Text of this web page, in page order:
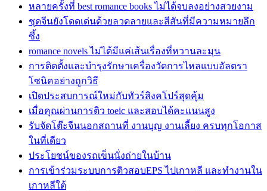
หลายครั้งที่ best romance books ไม่ได้จบลงอย่างสวยงาม
ชุดจีนยังโดดเด่นด้วยลวดลายและสีสันที่มีความหมายลึก
ซึ้ง
romance novels ไม่ได้มีแค่เส้นเรื่องที่หวานละมุน
การติดตั้งและบำรุงรักษาเครื่องวัดการไหลแบบอัลตรา
โซนิคอย่างถูกวิธี
เปิดประสบการณ์ใหม่กับทัวร์สิงคโปร์สุดคุ้ม
เมื่อคุณผ่านการติว toeic และสอบได้คะแนนสูง
รับจัดโต๊ะจีนนอกสถานที่ งานบุญ งานเลี้ยง ครบทุกโอกาส
ในที่เดียว
ประโยชน์ของรถเข็นนั่งถ่ายในบ้าน
การเข้าร่วมระบบการติวสอบEPS ไปเกาหลี และทำงานใน
เกาหลีใต้